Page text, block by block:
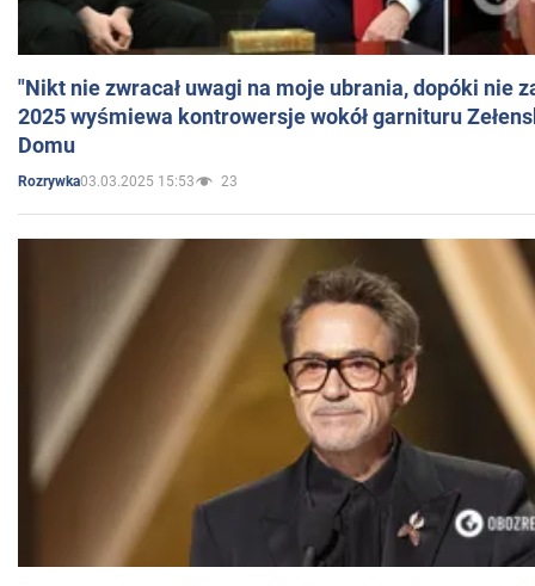
"Nikt nie zwracał uwagi na moje ubrania, dopóki nie
2025 wyśmiewa kontrowersje wokół garnituru
Domu
Rozrywka03.03.2025 15:53 23